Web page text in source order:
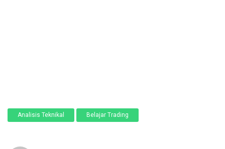
Analisis Teknikal Belajar Trading